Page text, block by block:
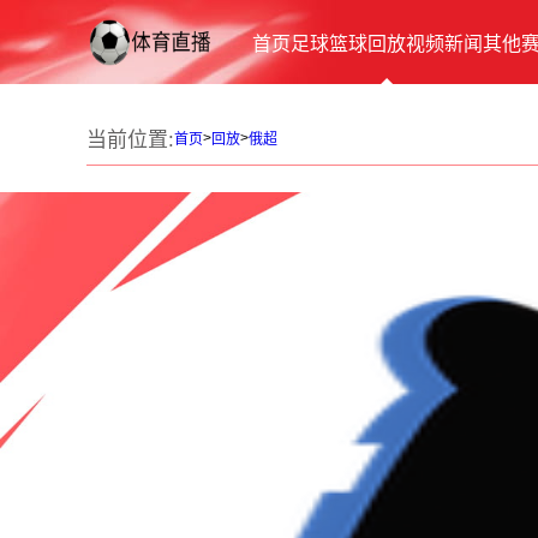
首页足球篮球回放视频新闻其他
当前位置:首页>回放>俄超